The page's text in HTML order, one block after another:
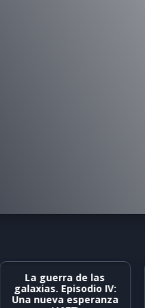
La guerra de las
galaxias. Episodio IV:
Una nueva esperanza